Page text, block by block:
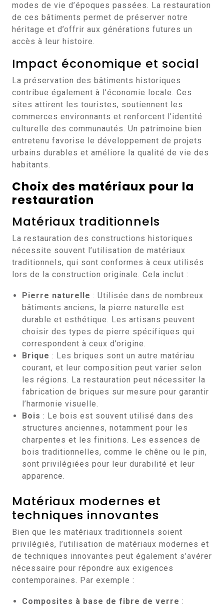
modes de vie d’époques passées. La restauration
de ces bâtiments permet de préserver notre
héritage et d’offrir aux générations futures un
accès à leur histoire.
Impact économique et social
La préservation des bâtiments historiques
contribue également à l’économie locale. Ces
sites attirent les touristes, soutiennent les
commerces environnants et renforcent l’identité
culturelle des communautés. Un patrimoine bien
entretenu favorise le développement de projets
urbains durables et améliore la qualité de vie des
habitants.
Choix des matériaux pour la
restauration
Matériaux traditionnels
La restauration des constructions historiques
nécessite souvent l’utilisation de matériaux
traditionnels, qui sont conformes à ceux utilisés
lors de la construction originale. Cela inclut :
Pierre naturelle : Utilisée dans de nombreux
bâtiments anciens, la pierre naturelle est
durable et esthétique. Les artisans peuvent
choisir des types de pierre spécifiques qui
correspondent à ceux d’origine.
Brique : Les briques sont un autre matériau
courant, et leur composition peut varier selon
les régions. La restauration peut nécessiter la
fabrication de briques sur mesure pour garantir
l’harmonie visuelle.
Bois : Le bois est souvent utilisé dans des
structures anciennes, notamment pour les
charpentes et les finitions. Les essences de
bois traditionnelles, comme le chêne ou le pin,
sont privilégiées pour leur durabilité et leur
apparence.
Matériaux modernes et
techniques innovantes
Bien que les matériaux traditionnels soient
privilégiés, l’utilisation de matériaux modernes et
de techniques innovantes peut également s’avérer
nécessaire pour répondre aux exigences
contemporaines. Par exemple :
Composites à base de fibre de verre :